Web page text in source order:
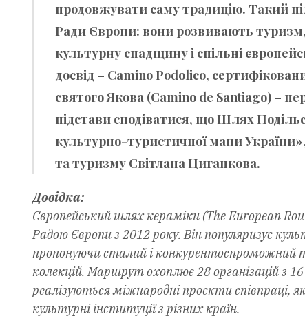
продовжувати саму традицію. Такий
Ради Європи: вони розвивають
культурну спадщину і спільні
досвід – Camino Podolico,
святого Якова (Camino de Santiago) –
підстави сподіватися, що Шлях
культурно-туристичної мапи
та туризму Світлана Циганкова.
Довідка:
Європейський шлях кераміки (The European
Радою Європи з 2012 року. Він популяризує
пропонуючи сталий і конкурентоспроможний
колекцій. Маршрут охоплює 28 організацій з
реалізуються міжнародні проєкти співпраці,
культурні інституції з різних країн.